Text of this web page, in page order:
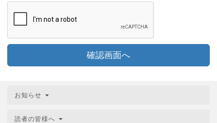
確認画面へ
お知らせ
読者の皆様へ